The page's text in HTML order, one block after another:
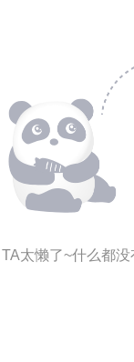
TA太懒了~什么都没